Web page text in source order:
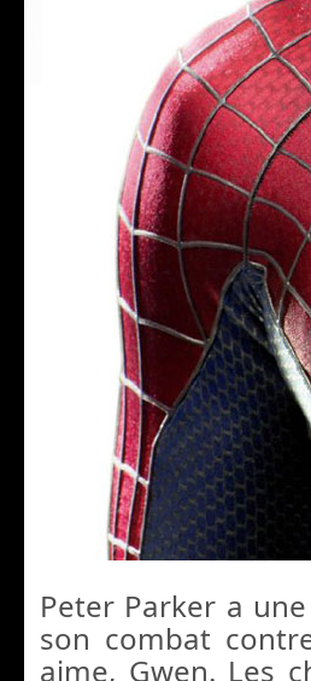
Peter Parker a
son combat
aime, Gwen. Les